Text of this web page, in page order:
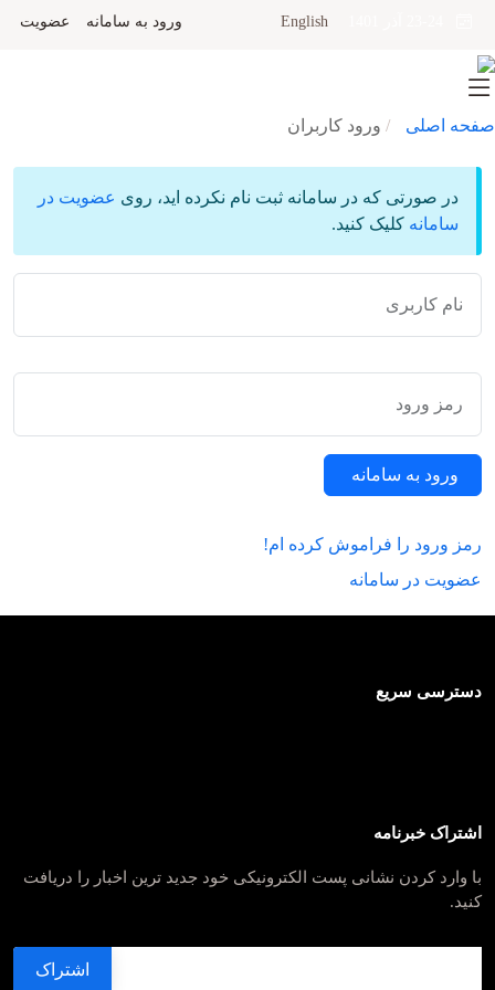
English ورود به سامانه عضویت
صفحه اصلی ورود کاربران
در صورتی که در سامانه ثبت نام نکرده اید، روی عضویت در
سامانه کلیک کنید.
نام کاربری
رمز ورود
ورود به سامانه
رمز ورود را فراموش کرده ام!
عضویت در سامانه
دسترسی سریع
اشتراک خبرنامه
با وارد کردن نشانی پست الکترونیکی خود جدید ترین اخبار را دریافت
کنید.